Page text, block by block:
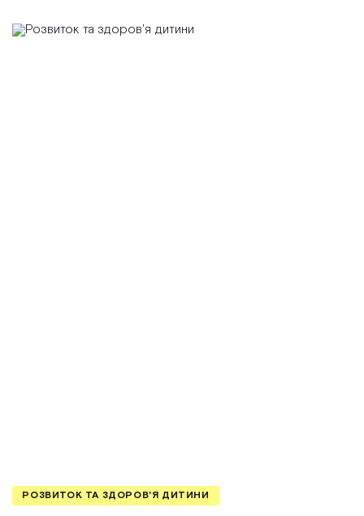
РОЗВИТОК ТА ЗДОРОВ'Я ДИТИНИ